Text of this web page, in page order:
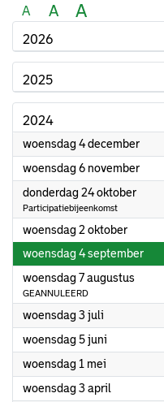
A A A
2026
2025
2024
woensdag 4 december2024
woensdag 6 november2024
donderdag 24 oktober2024
Participatiebijeenkomst
woensdag 2 oktober2024
woensdag 4 september2024
woensdag 7 augustus
GEANNULEERD
woensdag 3 juli
woensdag 5 juni
woensdag 1 mei
woensdag 3 april